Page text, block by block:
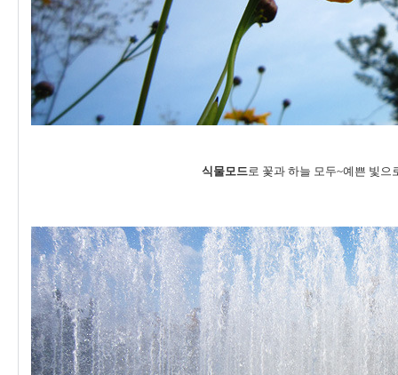
식물모드로 꽃과 하늘 모두~예쁜 빛으